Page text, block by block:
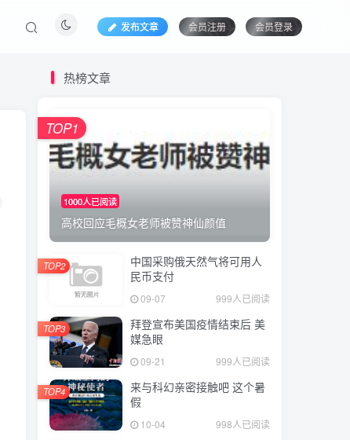
发布文章 会员注册 会员登录
热榜文章
1000人已阅读
高校回应毛概女老师被赞神仙颜值
TOP1
中国采购俄天然气将可用人
民币支付
09-07 999人已阅读
TOP2
拜登宣布美国疫情结束后 美
媒急眼
09-21 999人已阅读
TOP3
来与科幻亲密接触吧 这个暑
假
10-04 998人已阅读
TOP4